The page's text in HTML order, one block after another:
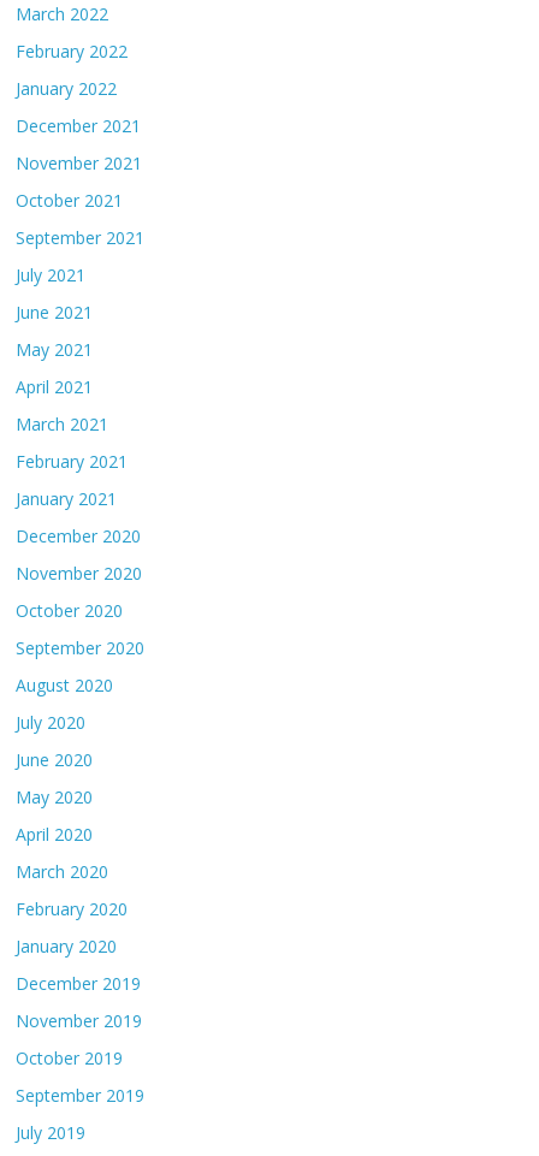
March 2022
February 2022
January 2022
December 2021
November 2021
October 2021
September 2021
July 2021
June 2021
May 2021
April 2021
March 2021
February 2021
January 2021
December 2020
November 2020
October 2020
September 2020
August 2020
July 2020
June 2020
May 2020
April 2020
March 2020
February 2020
January 2020
December 2019
November 2019
October 2019
September 2019
July 2019